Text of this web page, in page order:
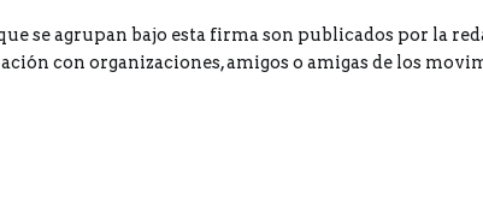
se agrupan bajo esta firma son publicados por la
con organizaciones, amigos o amigas de los